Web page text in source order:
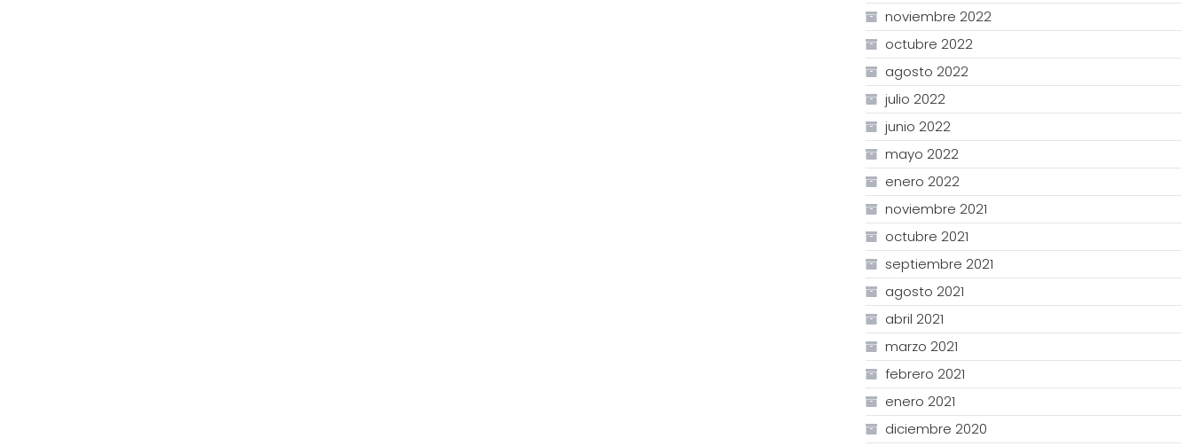
noviembre 2022
octubre 2022
agosto 2022
julio 2022
junio 2022
mayo 2022
enero 2022
noviembre 2021
octubre 2021
septiembre 2021
agosto 2021
abril 2021
marzo 2021
febrero 2021
enero 2021
diciembre 2020